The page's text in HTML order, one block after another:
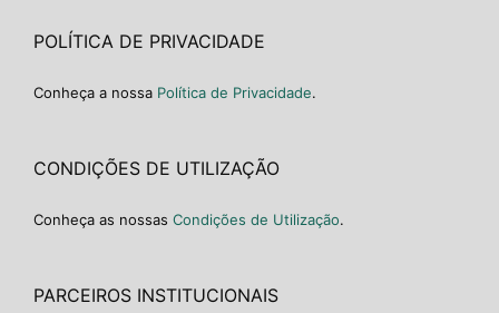
POLÍTICA DE PRIVACIDADE
Conheça a nossa Política de Privacidade.
CONDIÇÕES DE UTILIZAÇÃO
Conheça as nossas Condições de Utilização.
PARCEIROS INSTITUCIONAIS